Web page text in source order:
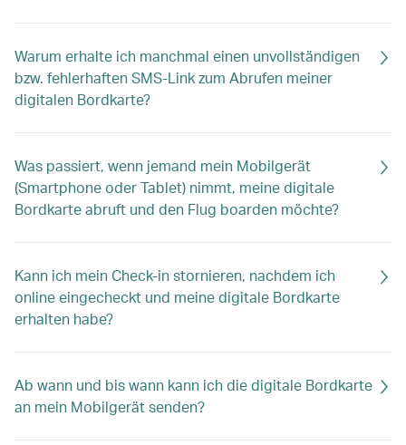
Warum erhalte ich manchmal einen unvollständigen
bzw. fehlerhaften SMS-Link zum Abrufen meiner
digitalen Bordkarte?
Was passiert, wenn jemand mein Mobilgerät
(Smartphone oder Tablet) nimmt, meine digitale
Bordkarte abruft und den Flug boarden möchte?
Kann ich mein Check-in stornieren, nachdem ich
online eingecheckt und meine digitale Bordkarte
erhalten habe?
Ab wann und bis wann kann ich die digitale Bordkarte
an mein Mobilgerät senden?